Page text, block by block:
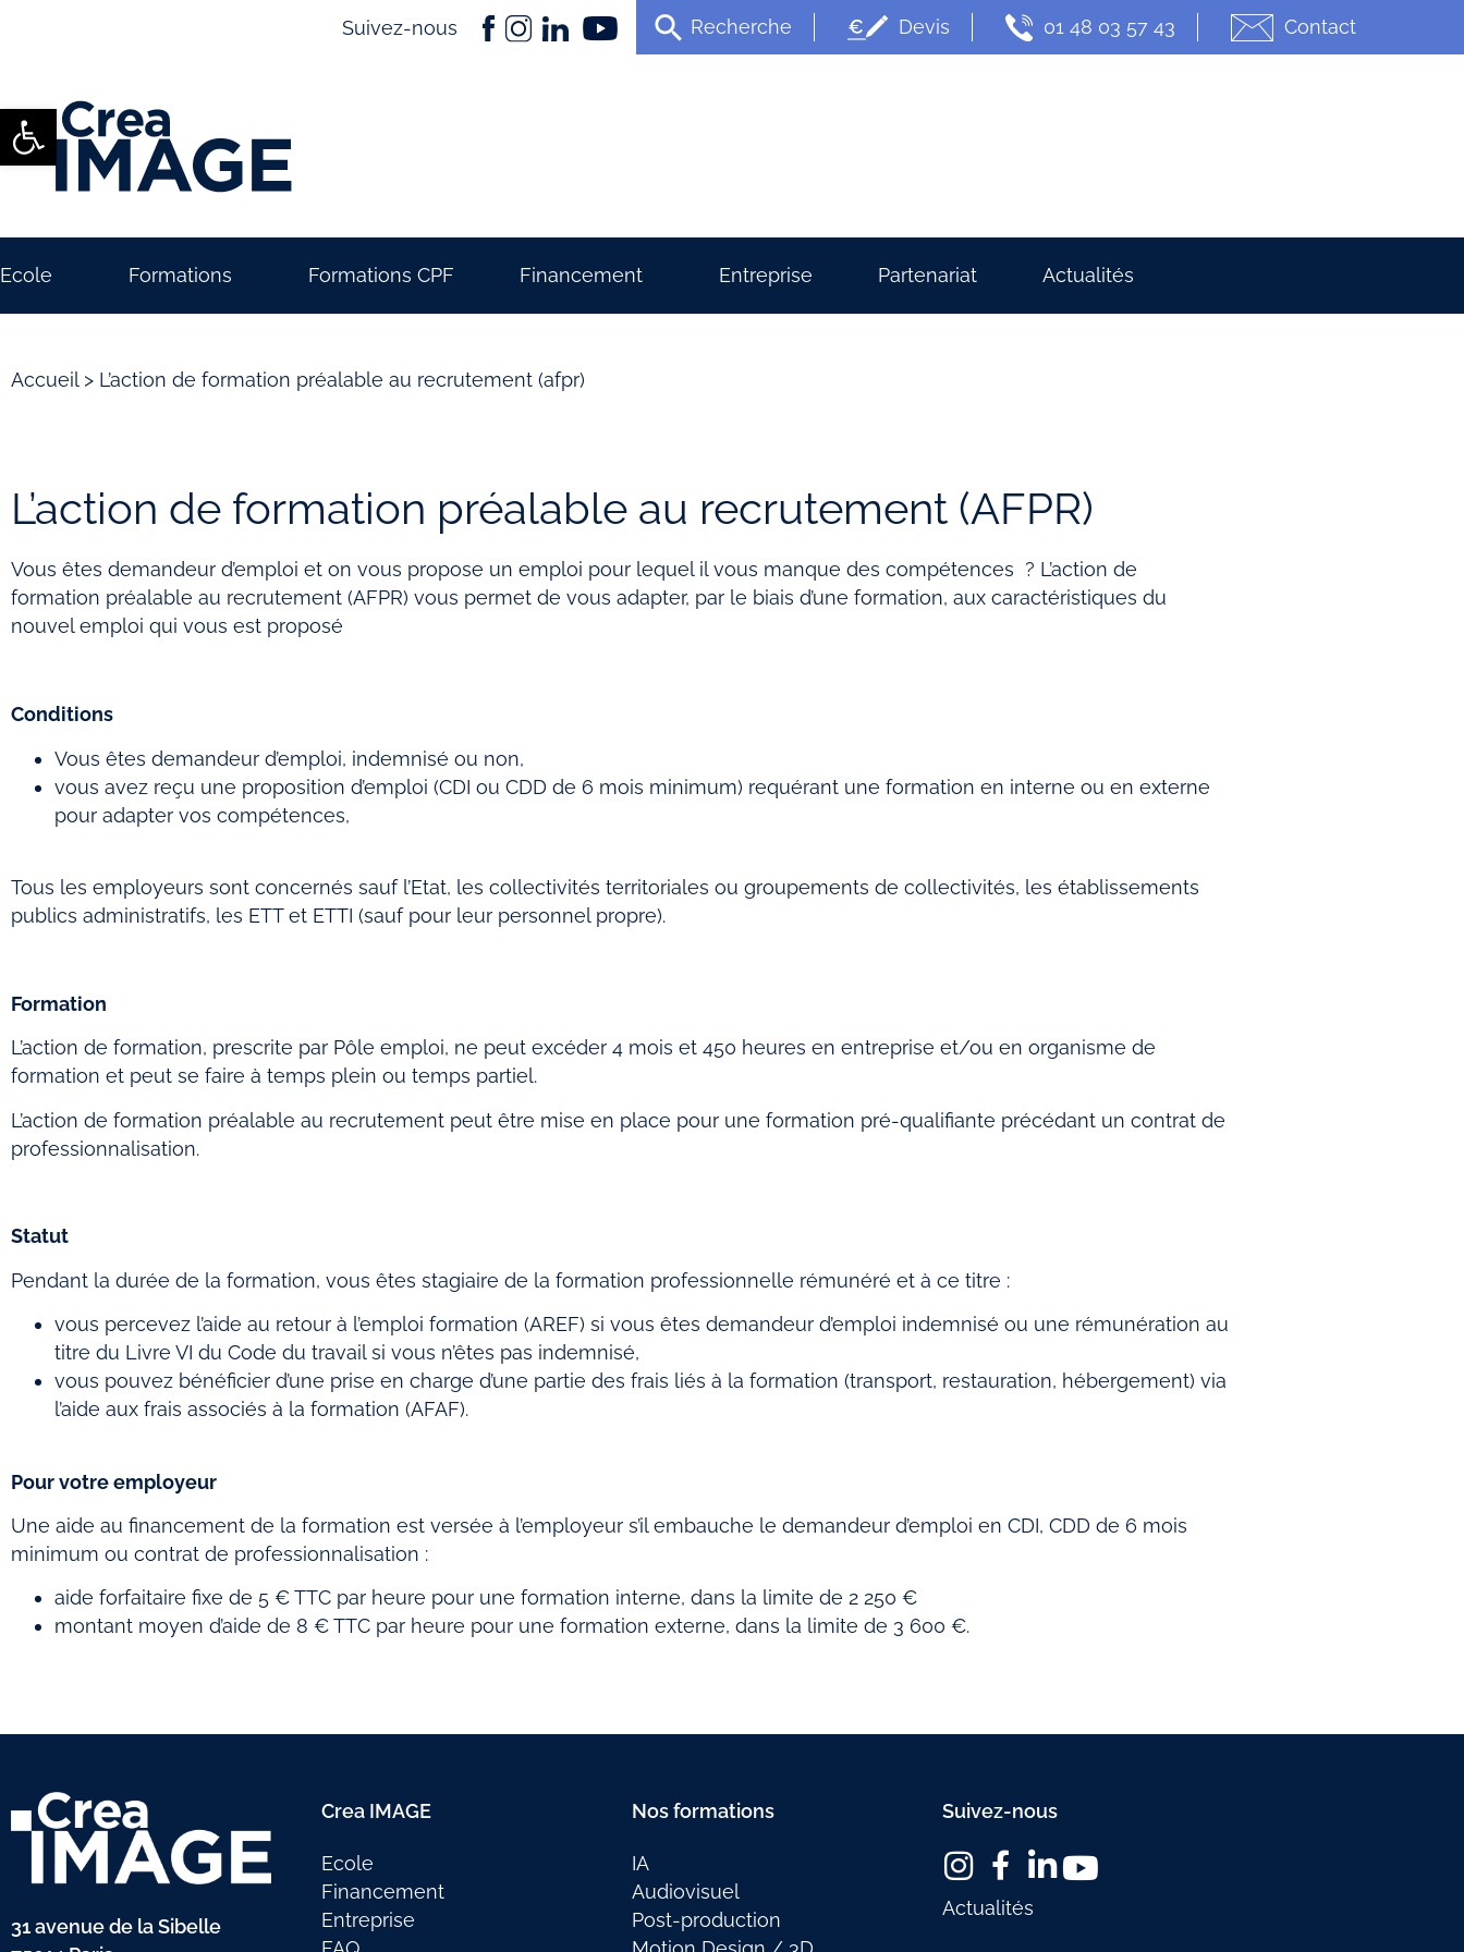
Ouvrir la barre d’outils
Suivez-nous Contact
01 48 03 57 43
Devis
Recherche
Ecole Formations Formations CPF Financement Entreprise Partenariat Actualités
Accueil> L’action de formation préalable au recrutement (afpr)
L’action de formation préalable au recrutement (AFPR)
Vous êtes demandeur d’emploi et on vous propose un emploi pour lequel il vous manque des compétences ? L’action de
formation préalable au recrutement (AFPR) vous permet de vous adapter, par le biais d’une formation, aux caractéristiques du
nouvel emploi qui vous est proposé
Conditions
Vous êtes demandeur d’emploi, indemnisé ou non,
vous avez reçu une proposition d’emploi (CDI ou CDD de 6 mois minimum) requérant une formation en interne ou en externe
pour adapter vos compétences,
Tous les employeurs sont concernés sauf l’Etat, les collectivités territoriales ou groupements de collectivités, les établissements
publics administratifs, les ETT et ETTI (sauf pour leur personnel propre).
Formation
L’action de formation, prescrite par Pôle emploi, ne peut excéder 4 mois et 450 heures en entreprise et/ou en organisme de
formation et peut se faire à temps plein ou temps partiel.
L’action de formation préalable au recrutement peut être mise en place pour une formation pré-qualifiante précédant un contrat de
professionnalisation.
Statut
Pendant la durée de la formation, vous êtes stagiaire de la formation professionnelle rémunéré et à ce titre :
vous percevez l’aide au retour à l’emploi formation (AREF) si vous êtes demandeur d’emploi indemnisé ou une rémunération au
titre du Livre VI du Code du travail si vous n’êtes pas indemnisé,
vous pouvez bénéficier d’une prise en charge d’une partie des frais liés à la formation (transport, restauration, hébergement) via
l’aide aux frais associés à la formation (AFAF).
Pour votre employeur
Une aide au financement de la formation est versée à l’employeur s’il embauche le demandeur d’emploi en CDI, CDD de 6 mois
minimum ou contrat de professionnalisation :
aide forfaitaire fixe de 5 € TTC par heure pour une formation interne, dans la limite de 2 250 €
montant moyen d’aide de 8 € TTC par heure pour une formation externe, dans la limite de 3 600 €.
31 avenue de la Sibelle
Crea IMAGE
Ecole
Financement
Entreprise
Nos formations
IA
Audiovisuel
Post-production
Suivez-nous
Actualités